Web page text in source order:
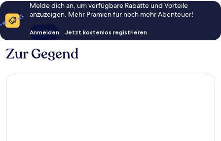
Melde dich an, um verfügbare Rabatte und Vorteile
anzuzeigen. Mehr Prämien für noch mehr Abenteuer!
Anmelden Jetzt kostenlos registrieren
Zur Gegend